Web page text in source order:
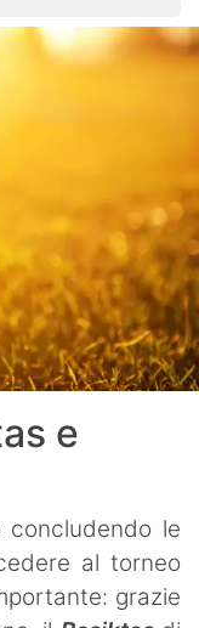
e
le
al torneo
grazie